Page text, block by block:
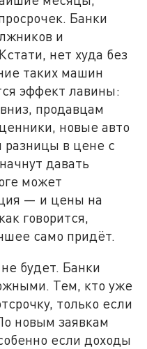
Банки
и
нет худа без
таких машин
эффект лавины:
продавцам
новые авто
разницы в цене с
давать
может
— и цены на
говорится,
само придёт.
будет. Банки
Тем, кто уже
только если
новым заявкам
если доходы